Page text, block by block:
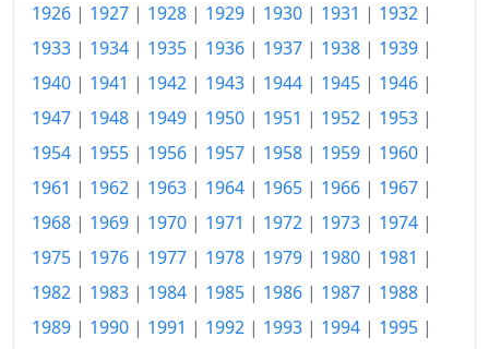
2007
138.76
2008
144.25
2010
150.70
2011
156.77
158.43
2013
160.22
2014
162.19
1926 | 1927 | 1928 | 1929 | 1930 | 1931 | 1932 |
1933 | 1934 | 1935 | 1936 | 1937 | 1938 | 1939 |
1940 | 1941 | 1942 | 1943 | 1944 | 1945 | 1946 |
1947 | 1948 | 1949 | 1950 | 1951 | 1952 | 1953 |
1954 | 1955 | 1956 | 1957 | 1958 | 1959 | 1960 |
1961 | 1962 | 1963 | 1964 | 1965 | 1966 | 1967 |
1968 | 1969 | 1970 | 1971 | 1972 | 1973 | 1974 |
1975 | 1976 | 1977 | 1978 | 1979 | 1980 | 1981 |
1982 | 1983 | 1984 | 1985 | 1986 | 1987 | 1988 |
1989 | 1990 | 1991 | 1992 | 1993 | 1994 | 1995 |